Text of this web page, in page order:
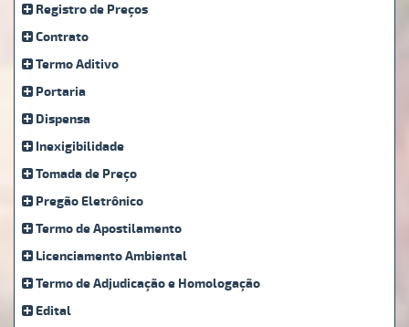
Registro de Preços
Contrato
Termo Aditivo
Portaria
Dispensa
Inexigibilidade
Tomada de Preço
Pregão Eletrônico
Termo de Apostilamento
Licenciamento Ambiental
Termo de Adjudicação e Homologação
Edital